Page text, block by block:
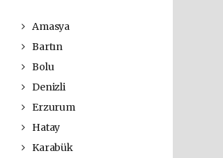
Amasya
Bartın
Bolu
Denizli
Erzurum
Hatay
Karabük